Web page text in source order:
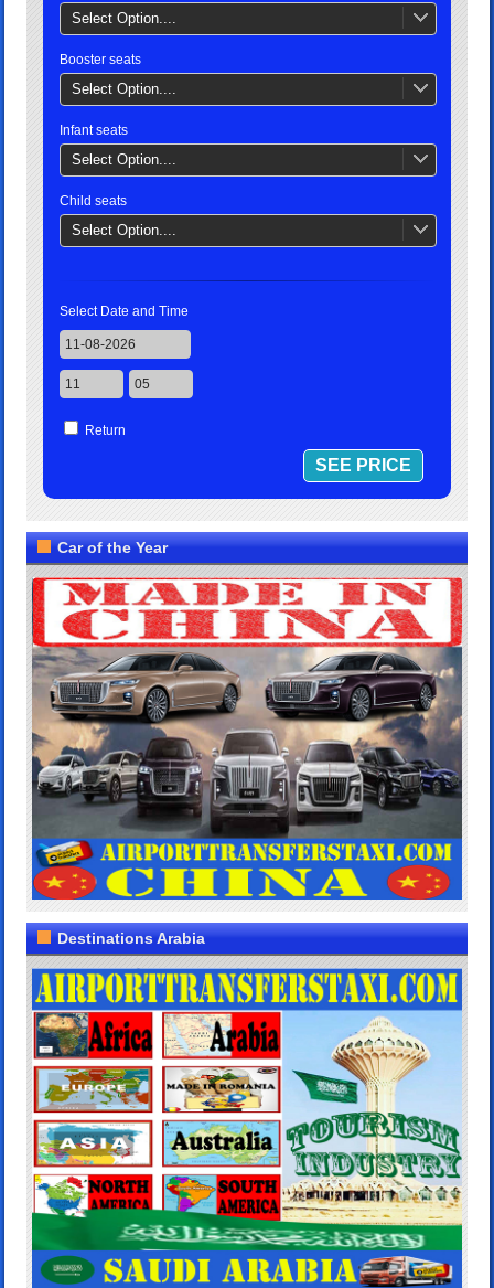
Select Option....
Booster seats
Select Option....
Infant seats
Select Option....
Child seats
Select Option....
Select Date and Time
Return
Car of the Year
Destinations Arabia